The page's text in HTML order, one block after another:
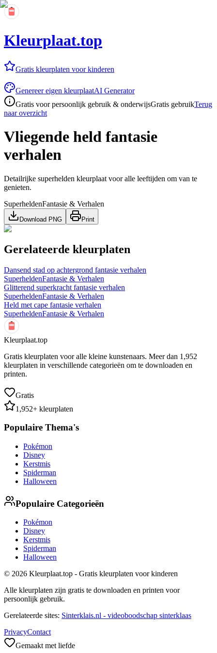
Kleurplaat.top
Gratis kleurplaten voor kinderen
Genereer eigen kleurplaatAI Generator
Gratis voor persoonlijk gebruik & onderwijsGratis gebruikTerug
naar overzicht
Vliegende held fantasie
verhalen
Detailrijke superhelden kleurplaat voor alle leeftijden om van te
genieten.
SuperheldenFantasie & Verhalen
Download PNG Print
Gerelateerde kleurplaten
Dansend stad op achtergrond fantasie verhalen
SuperheldenFantasie & Verhalen
Glitterend superkracht fantasie verhalen
SuperheldenFantasie & Verhalen
Held met cape fantasie verhalen
SuperheldenFantasie & Verhalen
Kleurplaat.top
Gratis kleurplaten voor alle kleine kunstenaars. Meer dan 1,952
kleurplaten in verschillende categorieën om te downloaden en
printen.
Gratis
1,952+ kleurplaten
Populaire Thema's
Pokémon
Disney
Kerstmis
Spiderman
Halloween
Populaire Categorieën
Pokémon
Disney
Kerstmis
Spiderman
Halloween
© 2026 Kleurplaat.top - Gratis kleurplaten voor kinderen
Alle kleurplaten zijn gratis te downloaden en printen voor
persoonlijk gebruik.
Gerelateerde sites: Sinterklais.nl - videoboodschap sinterklaas
PrivacyContact
Gemaakt met liefde